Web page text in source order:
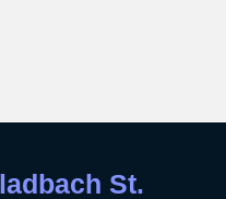
St.